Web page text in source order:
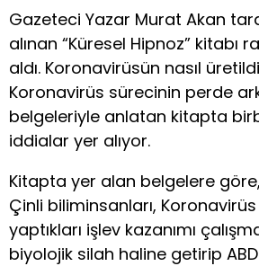
Gazeteci Yazar Murat Akan
alınan “Küresel Hipnoz” kitabı
aldı. Koronavirüsün nasıl
Koronavirüs sürecinin perde
belgeleriyle anlatan kitapta
iddialar yer alıyor.
Kitapta yer alan belgelere
Çinli biliminsanları,
yaptıkları işlev kazanımı
biyolojik silah haline getirip